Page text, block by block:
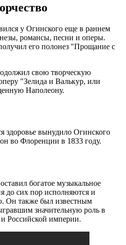
у Огинского еще в раннем
романсы, песни и оперы.
его полонез "Прощание с
свою творческую
"Зелида и Валькур, или
Наполеону.
здоровье вынудило Огинского
во Флоренции в 1833 году.
богатое музыкальное
до сих пор исполняются и
Он также был известным
значительную роль в
Российской империи.